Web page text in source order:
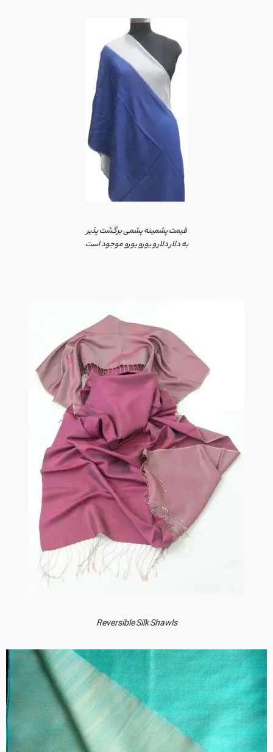
قیمت پشمینه پشمی برگشت پذیر
به دلار دلار و یورو یورو موجود است
Reversible Silk Shawls